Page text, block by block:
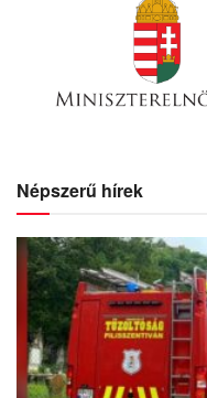
Népszerű hírek